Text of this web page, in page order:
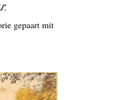
gepaart mit